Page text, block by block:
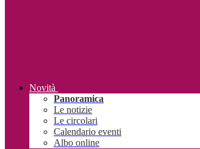
Novità
Panoramica
Le notizie
Le circolari
Calendario eventi
Albo online